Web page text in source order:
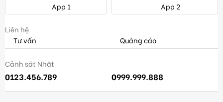
App 1
App 2
Liên hệ
Tư vấn
Quảng cáo
Cảnh sát Nhật
0123.456.789 0999.999.888